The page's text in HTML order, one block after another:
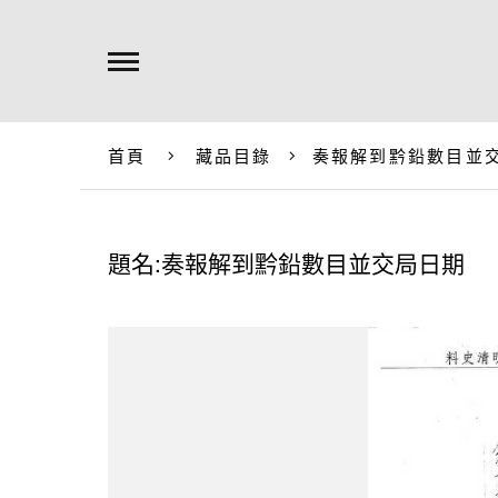
首頁 藏品目錄 奏報解到黔鉛數目並
題名:奏報解到黔鉛數目並交局日期